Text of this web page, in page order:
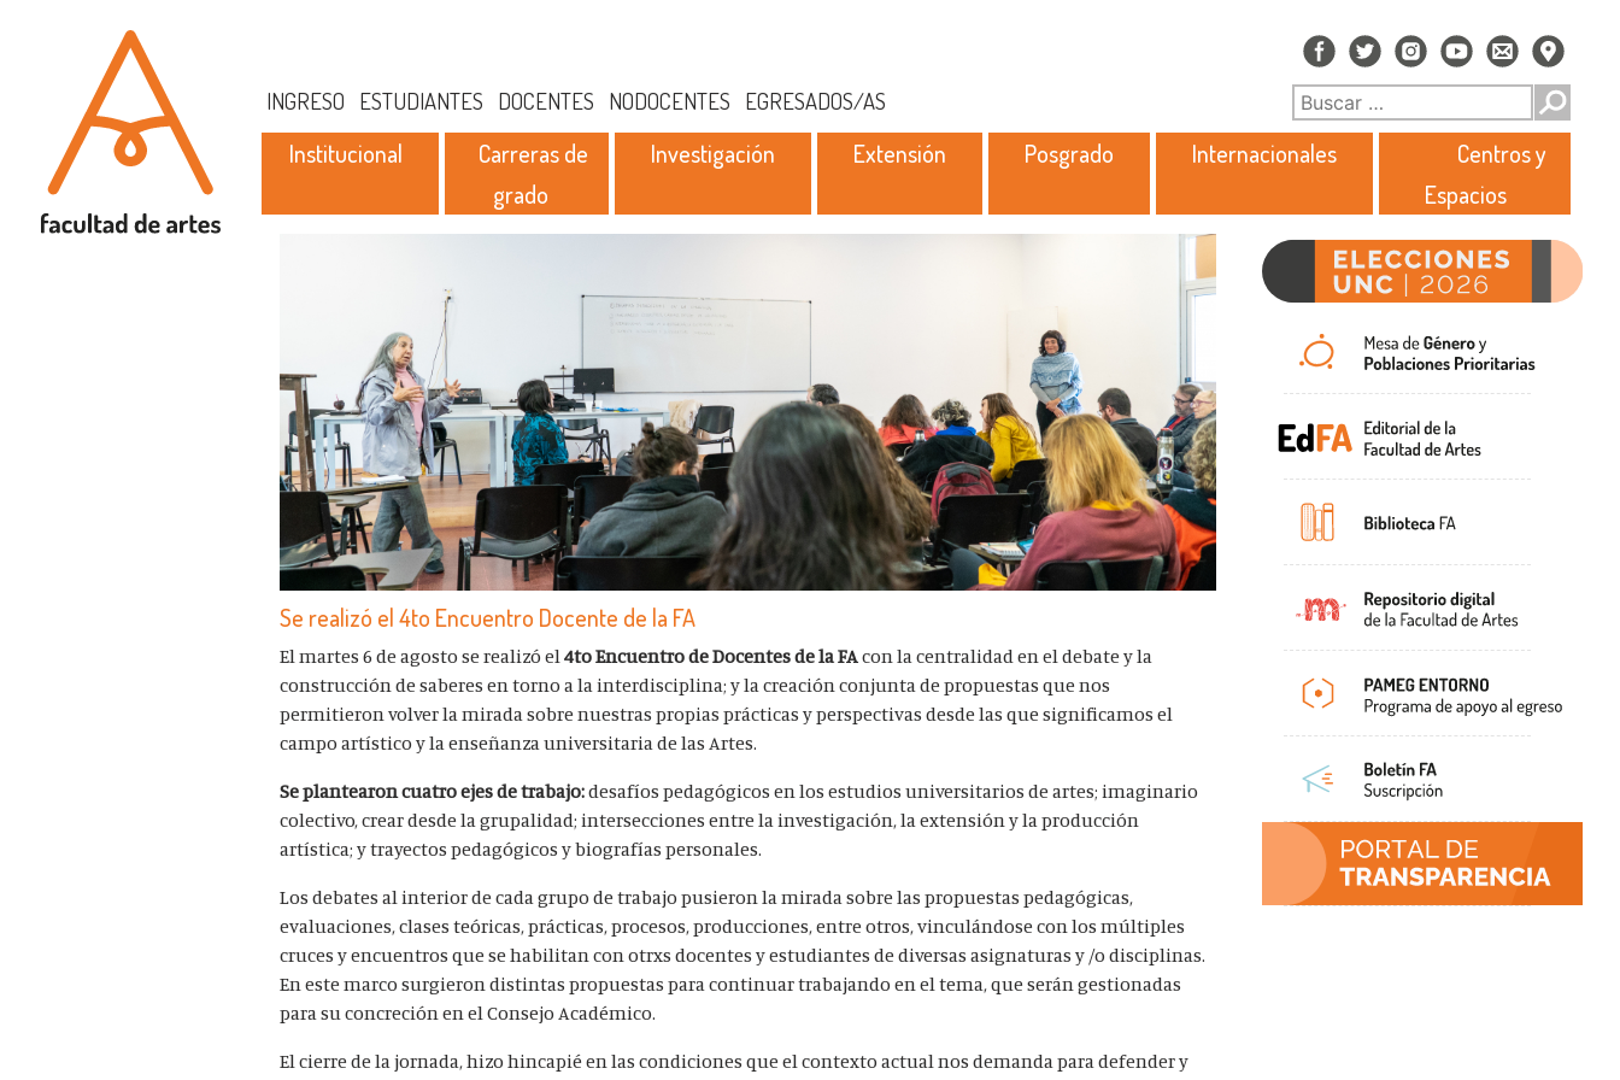
INGRESO ESTUDIANTES DOCENTES NODOCENTES EGRESADOS/AS
Institucional
Carreras de
grado
Investigación Extensión Posgrado Internacionales
Centros y
Espacios
Se realizó el 4to Encuentro Docente de la FA
El martes 6 de agosto se realizó el4to Encuentro de Docentes de la FAcon la centralidad en el debate y la
construcción de saberes en torno a la interdisciplina; y la creación conjunta de propuestas que nos
permitieron volver la mirada sobre nuestras propias prácticas y perspectivas desde las que significamos el
campo artístico y la enseñanza universitaria de las Artes.
Se plantearon cuatro ejes de trabajo:desafíos pedagógicos en los estudios universitarios de artes; imaginario
colectivo, crear desde la grupalidad; intersecciones entre la investigación, la extensión y la producción
artística; y trayectos pedagógicos y biografías personales.
Los debates al interior de cada grupo de trabajo pusieron la mirada sobre las propuestas pedagógicas,
evaluaciones, clases teóricas, prácticas, procesos, producciones, entre otros, vinculándose con los múltiples
cruces y encuentros que se habilitan con otrxs docentes y estudiantes de diversas asignaturas y /o disciplinas.
En este marco surgieron distintas propuestas para continuar trabajando en el tema, que serán gestionadas
para su concreción en el Consejo Académico.
El cierre de la jornada, hizo hincapié en las condiciones que el contexto actual nos demanda para defender y